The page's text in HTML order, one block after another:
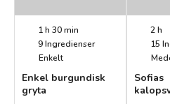
1 h 30 min
9Ingredienser
Enkelt
Enkel burgundisk
gryta
2 h
15
Sofias